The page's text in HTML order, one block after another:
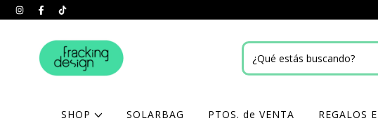
SHOP SOLARBAG PTOS. de VENTA REGALOS